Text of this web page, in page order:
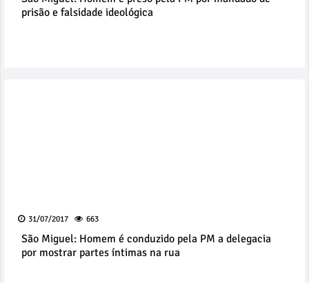
prisão e falsidade ideológica
31/07/2017 663
São Miguel: Homem é conduzido pela PM a delegacia
por mostrar partes íntimas na rua